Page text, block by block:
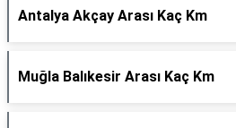
Antalya Akçay Arası Kaç Km
Muğla Balıkesir Arası Kaç Km